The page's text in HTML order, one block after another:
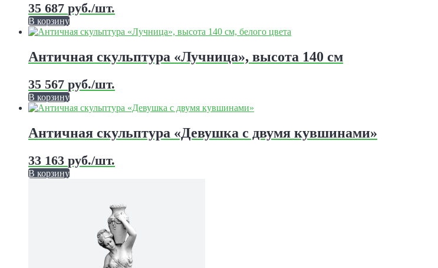
35 687 руб./шт.
В корзину
Этот
имеет
несколько
Опции
можно
выбрать
странице
товара.
Античная скульптура «Лучница», высота 140 см
35 567 руб./шт.
В корзину
Этот
имеет
несколько
Опции
можно
выбрать
Античная скульптура «Девушка с двумя кувшинами»
33 163 руб./шт.
В корзину